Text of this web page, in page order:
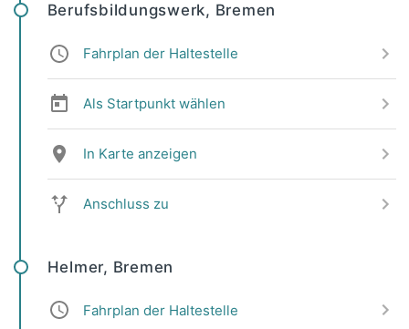
Berufsbildungswerk, Bremen
Fahrplan der Haltestelle
Als Startpunkt wählen
In Karte anzeigen
Anschluss zu
Helmer, Bremen
Fahrplan der Haltestelle